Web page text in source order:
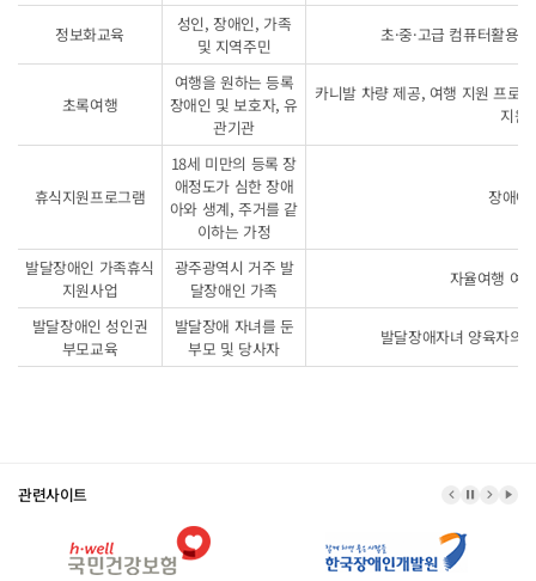
정보화교육
성인, 장애인, 가족
및 지역주민
초·중·고급 컴퓨터활용
초록여행
여행을 원하는 등록
장애인 및 보호자, 유
관기관
카니발 차량 제공, 여행 지원 프로
지원
휴식지원프로그램
18세 미만의 등록 장
애정도가 심한 장애
아와 생계, 주거를 같
이하는 가정
장애아
발달장애인 가족휴식
지원사업
광주광역시 거주 발
달장애인 가족
자율여행 여
발달장애인 성인권
부모교육
발달장애 자녀를 둔
부모 및 당사자
발달장애자녀 양육자의
관련사이트 이전 배너
배너 정지
다음배